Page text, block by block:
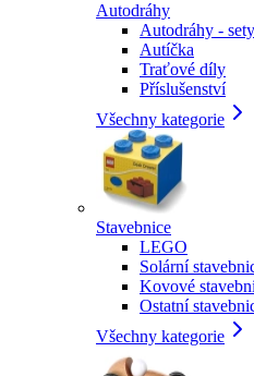
Autodráhy
Autodráhy - sety
Autíčka
Traťové díly
Příslušenství
Všechny kategorie
Stavebnice
LEGO
Solární
Kovové
Ostatní
Všechny kategorie